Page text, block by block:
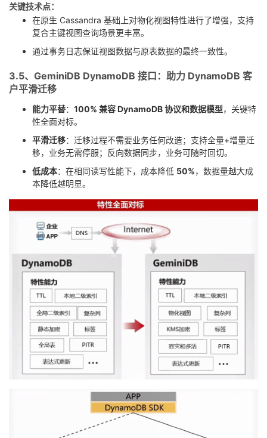
关键技术点：
在原生 Cassandra 基础上对物化视图特性进行了增强，支持
复合主键视图查询场景更丰富。
通过事务日志保证视图数据与原表数据的最终一致性。
3.5、GeminiDB DynamoDB 接口：助力 DynamoDB 客
户平滑迁移
能力平替： 100% 兼容 DynamoDB 协议和数据模型，关键特
性全面对标。
平滑迁移：迁移过程不需要业务任何改造；支持全量+增量迁
移，业务无需停服；反向数据同步，业务可随时回切。
低成本：在相同读写性能下，成本降低 50%，数据量越大成
本降低越明显。